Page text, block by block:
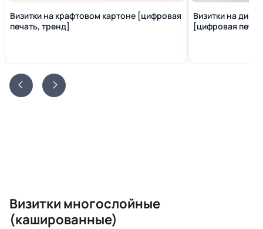
Визитки на крафтовом картоне [цифровая
печать, тренд]
Визитки на
[цифровая
Визитки многослойные
(кашированные)